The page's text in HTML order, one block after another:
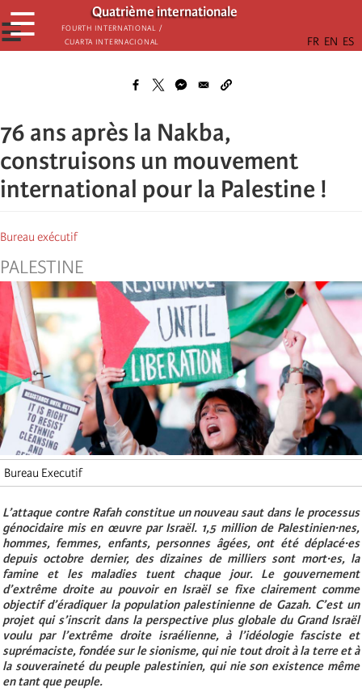
Passar
para
o
Quatrième internationale
Fourth International /
Cuarta Internacional
☰
☰
76 ans après la Nakba,
construisons un mouvement
international pour la Palestine !
Bureau exécutif
PALESTINE
Bureau Executif
L’attaque contre Rafah constitue un nouveau saut dans le processus
génocidaire mis en œuvre par Israël. 1,5 million de Palestinien·nes,
hommes, femmes, enfants, personnes âgées, ont été déplacé·es
depuis octobre dernier, des dizaines de milliers sont mort·es, la
famine et les maladies tuent chaque jour. Le gouvernement
d’extrême droite au pouvoir en Israël se fixe clairement comme
objectif d’éradiquer la population palestinienne de Gazah. C’est un
projet qui s’inscrit dans la perspective plus globale du Grand Israël
voulu par l’extrême droite israélienne, à l’idéologie fasciste et
suprémaciste, fondée sur le sionisme, qui nie tout droit à la terre et à
la souveraineté du peuple palestinien, qui nie son existence même
en tant que peuple.